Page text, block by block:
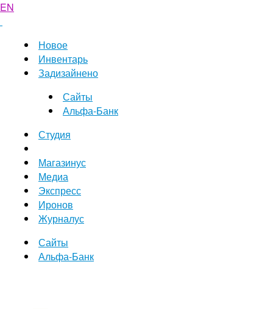
EN
Новое
Инвентарь
Задизайнено
Сайты
Альфа-Банк
Студия
Магазинус
Медиа
Экспресс
Иронов
Журналус
Сайты
Альфа-Банк